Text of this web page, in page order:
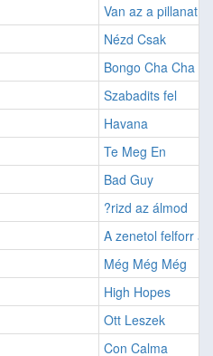
Van az a pillanat
Nézd Csak
Bongo Cha Cha
Szabadits fel
Havana
Te Meg En
Bad Guy
?rizd az álmod
A zenetol felforr a
Még Még Még
High Hopes
Ott Leszek
Con Calma